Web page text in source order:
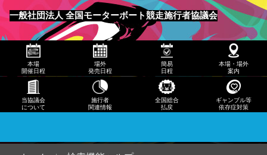
一般社団法人 全国モーターボート競走施行者協議会
メニュー
発売
日程
日程
本
場・
本場
開催日程
場外
発売日程
簡易
日程
本場・場外
案内
当協議会
について
施行者
関連情報
全国総合
払戻
ギャンブル等
依存症対策